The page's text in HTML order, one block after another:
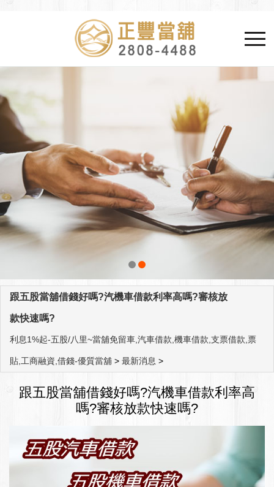
跟五股當舖借錢好嗎?汽機車借款利率高嗎?審核放
款快速嗎?
利息1%起-五股/八里~當舖免留車,汽車借款,機車借款,支票借款,票
貼,工商融資,借錢-優質當舖 > 最新消息 >
跟五股當舖借錢好嗎?汽機車借款利率高
嗎?審核放款快速嗎?